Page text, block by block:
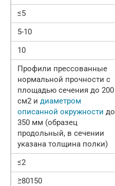
≤5
5-10
10
Профили прессованные
нормальной прочности с
площадью сечения до 200
см2 и диаметром
описанной окружности до
350 мм (образец
продольный, в сечении
указана толщина полки)
≤2
≥80150